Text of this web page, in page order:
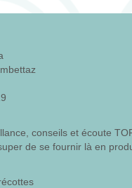
conseils et écoute
de se fournir là en